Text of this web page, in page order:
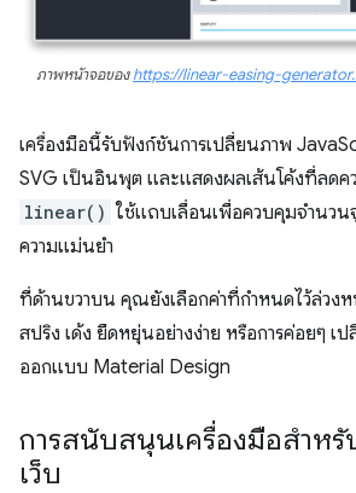
ภาพหน้าจอของhttps://linear-easing-
เครื่องมือนี้รับฟังก์ชันการเปลี่ยนภาพ
SVG เป็นอินพุต และแสดงผลเส้นโค้งที่ลดค
linear() ใช้แถบเลื่อนเพื่อควบคุมจำนว
ความแม่นยำ
ที่ด้านขวาบน คุณยังเลือกค่าที่กำหนดไว้ล่วงห
สปริง เด้ง ยืดหยุ่นอย่างง่าย หรือการค่อยๆ เ
ออกแบบ Material Design
การสนับสนุนเครื่องมือสำห
เว็บ